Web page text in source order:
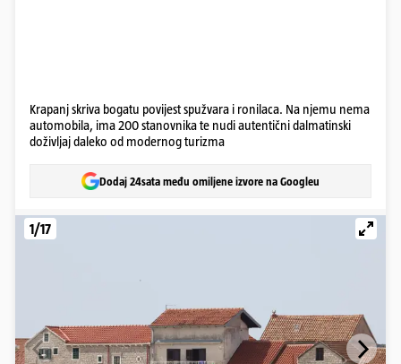
Krapanj skriva bogatu povijest spužvara i ronilaca. Na njemu nema
automobila, ima 200 stanovnika te nudi autentični dalmatinski
doživljaj daleko od modernog turizma
Dodaj 24sata među omiljene izvore na Googleu
1/17